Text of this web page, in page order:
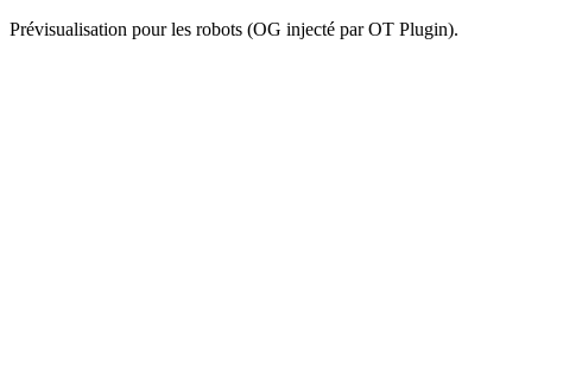
Prévisualisation pour les robots (OG injecté par OT Plugin).